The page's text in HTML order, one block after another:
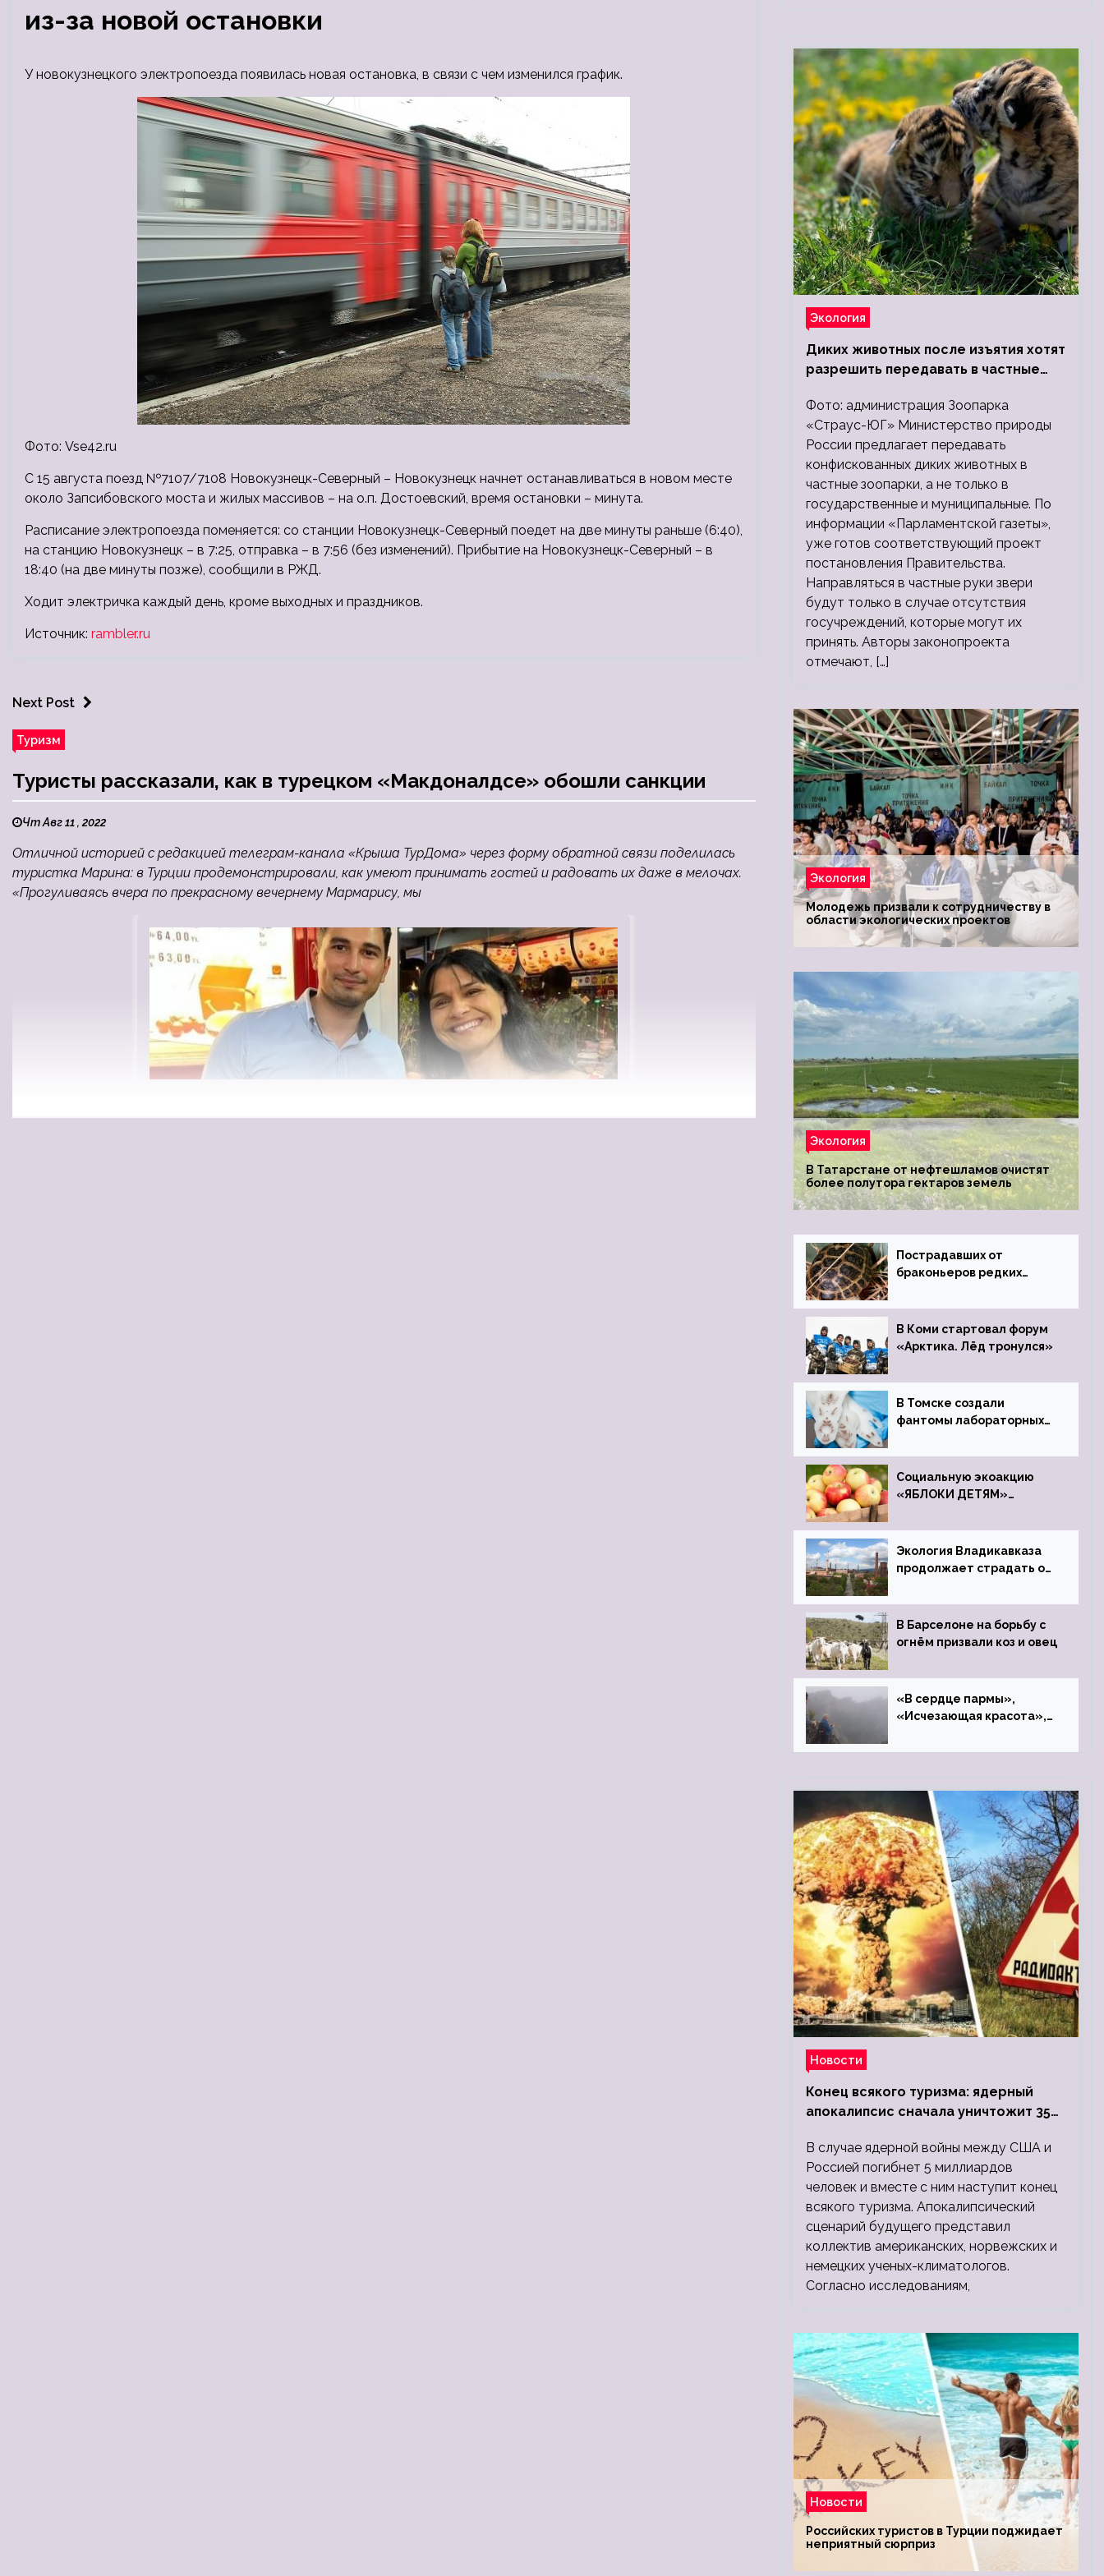
из-за новой остановки
У новокузнецкого электропоезда появилась новая остановка, в связи с чем изменился график.
Фото: Vse42.ru
С 15 августа поезд №7107/7108 Новокузнецк-Северный – Новокузнецк начнет останавливаться в новом месте
около Запсибовского моста и жилых массивов – на о.п. Достоевский, время остановки – минута.
Расписание электропоезда поменяется: со станции Новокузнецк-Северный поедет на две минуты раньше (6:40),
на станцию Новокузнецк – в 7:25, отправка – в 7:56 (без изменений). Прибытие на Новокузнецк-Северный – в
18:40 (на две минуты позже), сообщили в РЖД.
Ходит электричка каждый день, кроме выходных и праздников.
Источник: rambler.ru
Next Post
Туризм
Туристы рассказали, как в турецком «Макдоналдсе» обошли санкции
Чт Авг 11 , 2022
Отличной историей с редакцией телеграм-канала «Крыша ТурДома» через форму обратной связи поделилась
туристка Марина: в Турции продемонстрировали, как умеют принимать гостей и радовать их даже в мелочах.
«Прогуливаясь вчера по прекрасному вечернему Мармарису, мы
Экология
Диких животных после изъятия хотят
разрешить передавать в частные
Фото: администрация Зоопарка
«Страус-ЮГ» Министерство природы
России предлагает передавать
конфискованных диких животных в
частные зоопарки, а не только в
государственные и муниципальные. По
информации «Парламентской газеты»,
уже готов соответствующий проект
постановления Правительства.
Направляться в частные руки звери
будут только в случае отсутствия
госучреждений, которые могут их
принять. Авторы законопроекта
отмечают, […]
Экология
Молодежь призвали к сотрудничеству в
области экологических проектов
Экология
В Татарстане от нефтешламов очистят
более полутора гектаров земель
Пострадавших от
браконьеров редких
Ростовский зоопарк
В Коми стартовал форум
«Арктика. Лёд тронулся»
В Томске создали
фантомы лабораторных
Социальную экоакцию
«ЯБЛОКИ ДЕТЯМ»
Экология Владикавказа
продолжает страдать от
завода
В Барселоне на борьбу с
огнём призвали коз и овец
«В сердце пармы»,
«Исчезающая красота»,
Новости
Конец всякого туризма: ядерный
апокалипсис сначала уничтожит 350
людей
В случае ядерной войны между США и
Россией погибнет 5 миллиардов
человек и вместе с ним наступит конец
всякого туризма. Апокалипсический
сценарий будущего представил
коллектив американских, норвежских и
немецких ученых-климатологов.
Согласно исследованиям,
Новости
Российских туристов в Турции поджидает
неприятный сюрприз